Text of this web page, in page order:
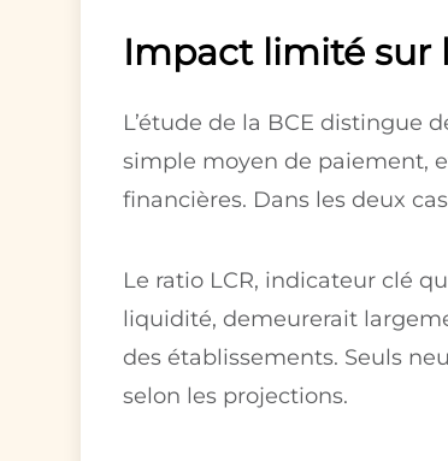
Impact limité sur
L’étude de la BCE distingue
simple moyen de paiement,
financières. Dans les deux
Le ratio LCR, indicateur clé
liquidité, demeurerait
des établissements. Seuls
selon les projections.